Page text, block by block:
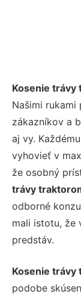
Kosenie trávy
Našimi
zákazníkov a
aj vy.
vyhovieť v
že osobný
trávy
odborné
mali istotu, že
predstáv.
Kosenie trávy
podobe